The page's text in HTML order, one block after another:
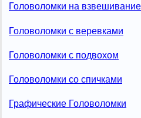
Головоломки на взвешивание
Головоломки с веревками
Головоломки с подвохом
Головоломки со спичками
Графические Головоломки